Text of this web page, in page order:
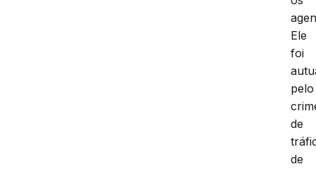
Ele
foi
pelo
de
de